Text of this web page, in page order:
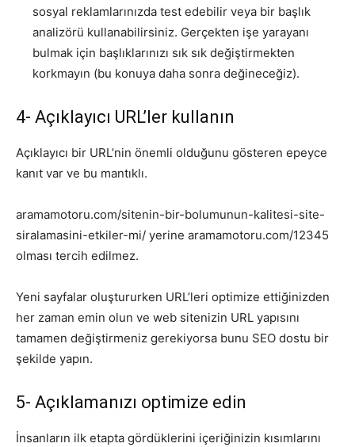
sosyal reklamlarınızda test edebilir veya bir başlık
analizörü kullanabilirsiniz. Gerçekten işe yarayanı
bulmak için başlıklarınızı sık sık değiştirmekten
korkmayın (bu konuya daha sonra değineceğiz).
4- Açıklayıcı URL’ler kullanın
Açıklayıcı bir URL’nin önemli olduğunu gösteren epeyce
kanıt var ve bu mantıklı.
aramamotoru.com/sitenin-bir-bolumunun-kalitesi-site-
siralamasini-etkiler-mi/ yerine aramamotoru.com/12345
olması tercih edilmez.
Yeni sayfalar oluştururken URL’leri optimize ettiğinizden
her zaman emin olun ve web sitenizin URL yapısını
tamamen değiştirmeniz gerekiyorsa bunu SEO dostu bir
şekilde yapın.
5- Açıklamanızı optimize edin
İnsanların ilk etapta gördüklerini içeriğinizin kısımlarını